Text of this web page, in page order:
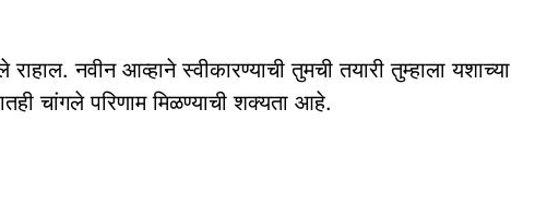
नवीन आव्हाने स्वीकारण्याची तुमची तयारी तुम्हाला यशाच्या
चांगले परिणाम मिळण्याची शक्यता आहे.